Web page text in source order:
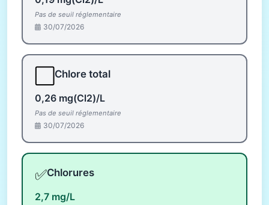
Pas de seuil réglementaire
30/07/2026
Chlore total
0,26 mg(Cl2)/L
Pas de seuil réglementaire
30/07/2026
✅Chlorures
2,7 mg/L